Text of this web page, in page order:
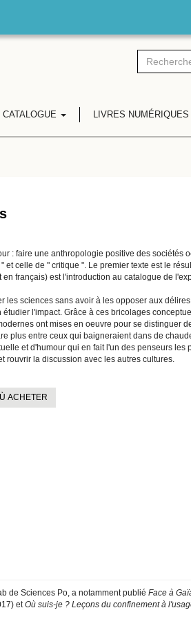
CATALOGUE LIVRES NUMÉRIQUES
: faire une anthropologie positive des sociétés
celle de " critique ". Le premier texte est le
français) est l'introduction au catalogue de
sciences sans avoir à les opposer aux
l'impact. Grâce à ces bricolages
ont mises en oeuvre pour se distinguer
plus entre ceux qui baigneraient dans de
et d'humour qui en fait l'un des penseurs les
rouvrir la discussion avec les autres cultures.
ACHETER
de Sciences Po, a notamment publié Face à
etOù suis-je ? Leçons du confinement à